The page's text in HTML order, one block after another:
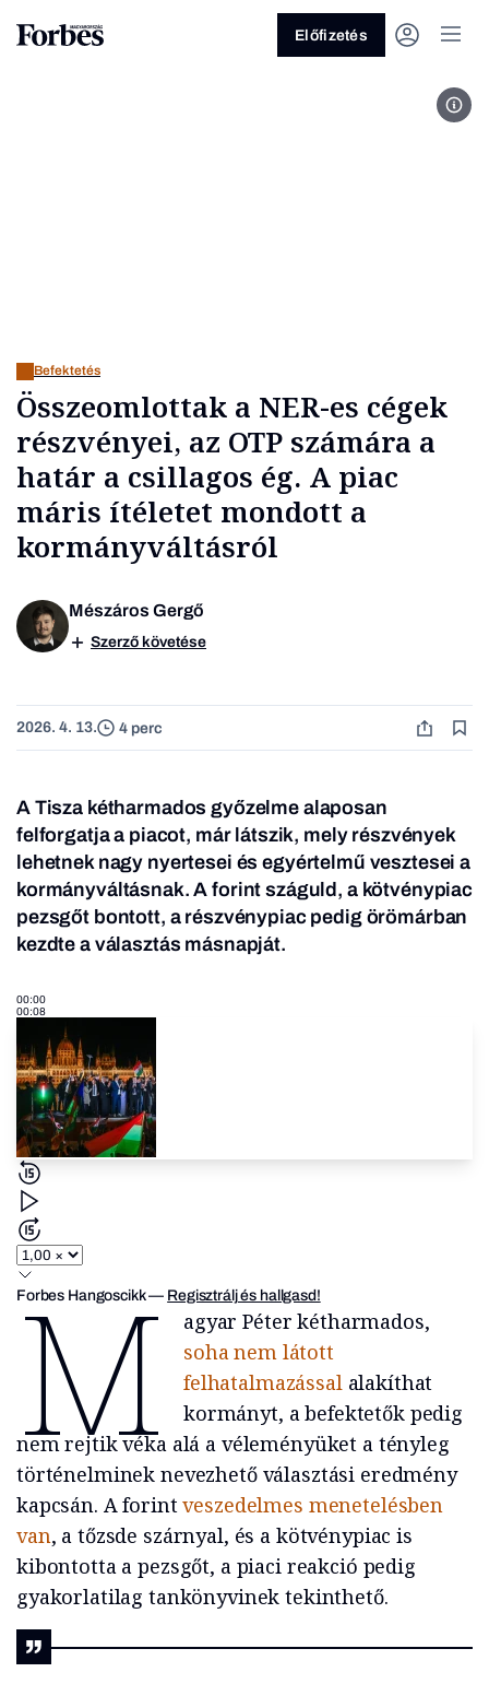
Előfizetés
Befektetés
Összeomlottak a NER-es cégek
részvényei, az OTP számára a
határ a csillagos ég. A piac
máris ítéletet mondott a
kormányváltásról
Mészáros Gergő
Szerző követése
2026. 4. 13. 4 perc
A Tisza kétharmados győzelme alaposan
felforgatja a piacot, már látszik, mely részvények
lehetnek nagy nyertesei és egyértelmű vesztesei a
kormányváltásnak. A forint száguld, a kötvénypiac
pezsgőt bontott, a részvénypiac pedig örömárban
kezdte a választás másnapját.
00:00
00:08
Forbes Hangoscikk— Regisztrálj és hallgasd!
M
agyar Péter kétharmados,
soha nem látott
felhatalmazássalalakíthat
kormányt, a befektetők pedig
nem rejtik véka alá a véleményüket a tényleg
történelminek nevezhető választási eredmény
kapcsán. A forintveszedelmes menetelésben
van, a tőzsde szárnyal, és a kötvénypiac is
kibontotta a pezsgőt, a piaci reakció pedig
gyakorlatilag tankönyvinek tekinthető.